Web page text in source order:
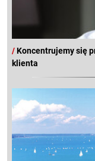
/Koncentrujemy się
klienta